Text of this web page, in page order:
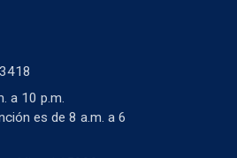
a 10 p.m.
es de 8 a.m. a 6